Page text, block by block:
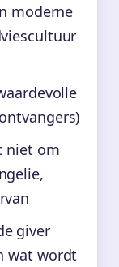
moderne
niet om
giver
wat wordt